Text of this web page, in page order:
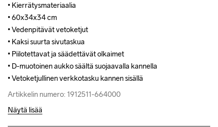
• Kierrätysmateriaalia
• 60x34x34 cm
• Vedenpitävät vetoketjut
• Kaksi suurta sivutaskua
• Piilotettavat ja säädettävät olkaimet
• D-muotoinen aukko säältä suojaavalla kannella
• Vetoketjullinen verkkotasku kannen sisällä
Artikkelin numero: 1912511-664000
• Kierrätysmateriaalia
• 60x34x34 cm
• Vedenpitävät vetoketjut
• Kaksi suurta sivutaskua
• Piilotettavat ja säädettävät olkaimet
• D-muotoinen aukko säältä suojaavalla kannella
• Vetoketjullinen verkkotasku kannen sisällä
Artikkelin numero: 1912511-664000
Näytä lisää